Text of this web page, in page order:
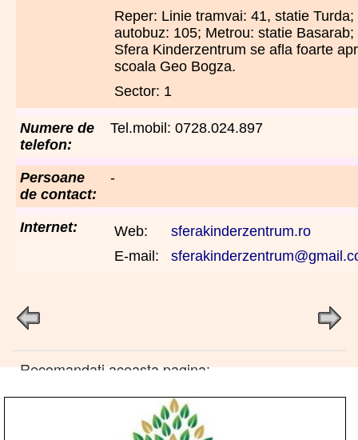
Reper: Linie tramvai: 41, statie
autobuz: 105; Metrou: statie Basarab;
Sfera Kinderzentrum se afla foarte
scoala Geo Bogza.
Sector: 1
Numere de
telefon:
Tel.mobil: 0728.024.897
Persoane
de contact:
-
Internet: Web:
sferakinderzentrum.ro
E-mail:
Recomandati aceasta pagina: